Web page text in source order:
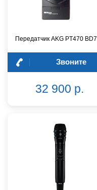
Передатчик AKG PT470 BD7
Звоните
32 900 р.